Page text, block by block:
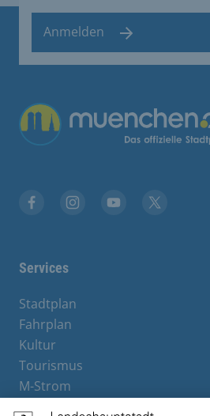
Anmelden
Übergreifende Links
Services
Stadtplan
Fahrplan
Kultur
Tourismus
M-Strom